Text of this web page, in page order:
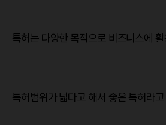
특허는 다양한 목적으로 비즈니스에
특허범위가 넓다고 해서 좋은 특허라